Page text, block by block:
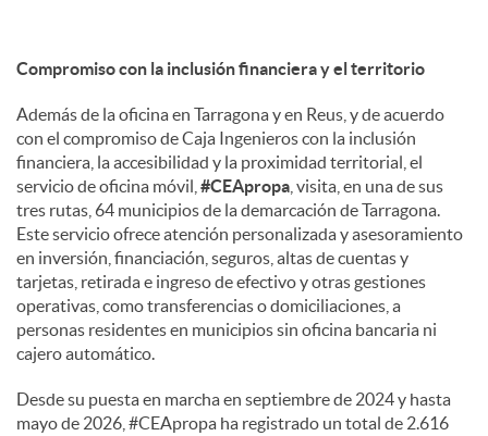
Compromiso con la inclusión financiera y el territorio
Además de la oficina en Tarragona y en Reus, y de acuerdo
con el compromiso de Caja Ingenieros con la inclusión
financiera, la accesibilidad y la proximidad territorial, el
servicio de oficina móvil, #CEApropa , visita, en una de sus
tres rutas, 64 municipios de la demarcación de Tarragona.
Este servicio ofrece atención personalizada y asesoramiento
en inversión, financiación, seguros, altas de cuentas y
tarjetas, retirada e ingreso de efectivo y otras gestiones
operativas, como transferencias o domiciliaciones, a
personas residentes en municipios sin oficina bancaria ni
cajero automático.
Desde su puesta en marcha en septiembre de 2024 y hasta
mayo de 2026, #CEApropa ha registrado un total de 2.616